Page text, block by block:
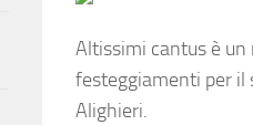
Altissimi cantus è un
festeggiamenti per il
Alighieri.